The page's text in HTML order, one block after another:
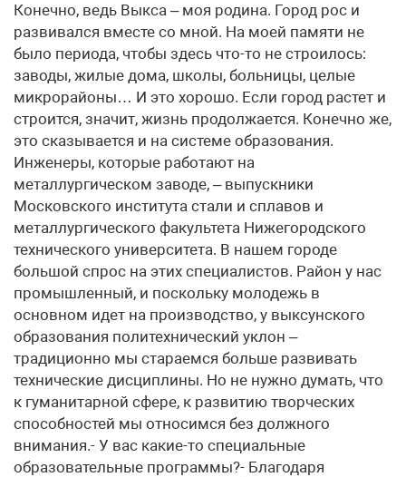
Конечно, ведь Выкса – моя родина. Город рос и
развивался вместе со мной. На моей памяти не
было периода, чтобы здесь что-то не строилось:
заводы, жилые дома, школы, больницы, целые
микрорайоны… И это хорошо. Если город растет и
строится, значит, жизнь продолжается. Конечно же,
это сказывается и на системе образования.
Инженеры, которые работают на
металлургическом заводе, – выпускники
Московского института стали и сплавов и
металлургического факультета Нижегородского
технического университета. В нашем городе
большой спрос на этих специалистов. Район у нас
промышленный, и поскольку молодежь в
основном идет на производство, у выксунского
образования политехнический уклон –
традиционно мы стараемся больше развивать
технические дисциплины. Но не нужно думать, что
к гуманитарной сфере, к развитию творческих
способностей мы относимся без должного
внимания.- У вас какие-то специальные
образовательные программы?- Благодаря